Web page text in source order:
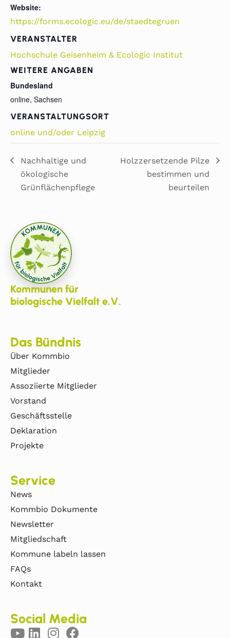
Website:
https://forms.ecologic.eu/de/staedtegruen
VERANSTALTUNGSORT
online und/oder Leipzig
VERANSTALTER
Hochschule Geisenheim & Ecologic Institut
WEITERE ANGABEN
Bundesland
online, Sachsen
Nachhaltige und
ökologische
Grünflächenpflege
Holzzersetzende Pilze
bestimmen und
beurteilen
Kommunen für
biologische Vielfalt e.V.
Das Bündnis
Über Kommbio
Mitglieder
Assoziierte Mitglieder
Vorstand
Geschäftsstelle
Deklaration
Projekte
Service
News
Kommbio Dokumente
Newsletter
Mitgliedschaft
Kommune labeln lassen
FAQs
Kontakt
Social Media